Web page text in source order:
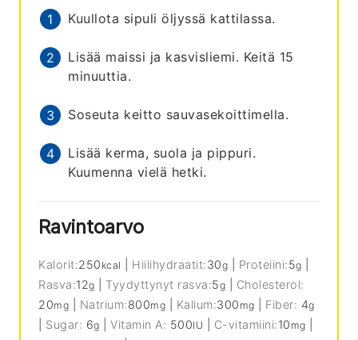
Kuullota sipuli öljyssä kattilassa.
Lisää maissi ja kasvisliemi. Keitä 15
minuuttia.
Soseuta keitto sauvasekoittimella.
Lisää kerma, suola ja pippuri.
Kuumenna vielä hetki.
Ravintoarvo
Kalorit:250 kcal Hiilihydraatit:30g Proteiini:5g
Rasva:12g Tyydyttynyt rasva:5g
Cholesterol:
20mg Natrium:800mg Kalium:300 mg Fiber: 4g
Sugar: 6g |Vitamin A: 500IU C-vitamiini:10 mg